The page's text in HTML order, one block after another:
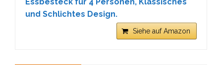
und Schlichtes Design.
Siehe auf Amazon